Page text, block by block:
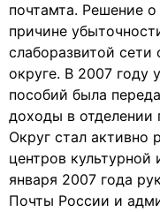
почтамта. Решение
причине
слаборазвитой сети
округе. В 2007 году
пособий была
доходы в отделении
Округ стал активно
центров
января 2007 года
Почты России и